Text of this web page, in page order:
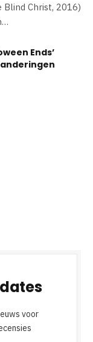
Blind Christ, 2016)
Ends’
voor